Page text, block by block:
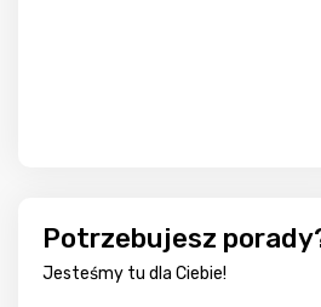
Potrzebujesz
Jesteśmy tu dla Ciebie!